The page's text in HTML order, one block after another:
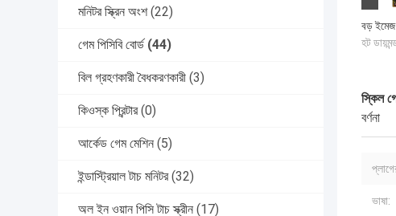
মনিটর স্ক্রিন অংশ (22)
গেম পিসিবি বোর্ড (44)
বিল গ্রহণকারী বৈধকরণকারী (3)
কিওস্ক প্রিন্টার (0)
আর্কেড গেম মেশিন (5)
ইন্ডাস্ট্রিয়াল টাচ মনিটর (32)
অল ইন ওয়ান পিসি টাচ স্ক্রীন (17)
বড়
হট
স্কিল
বর্ণনা
ভাষা: